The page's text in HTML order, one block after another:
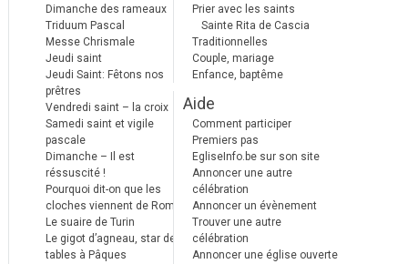
Dimanche des rameaux
Triduum Pascal
Messe Chrismale
Jeudi saint
Jeudi Saint: Fêtons nos
prêtres
Vendredi saint – la croix
Samedi saint et vigile
pascale
Dimanche – Il est
réssuscité !
Pourquoi dit-on que les
cloches viennent de Rome ?
Le suaire de Turin
Le gigot d’agneau, star des
tables à Pâques
Prier avec les saints
Sainte Rita de Cascia
Traditionnelles
Couple, mariage
Enfance, baptême
Aide
Comment participer
Premiers pas
EgliseInfo.be sur son site
Annoncer une autre
célébration
Annoncer un évènement
Trouver une autre
célébration
Annoncer une église ouverte